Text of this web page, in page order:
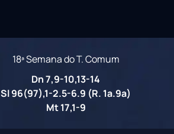
18ª Semana do T. Comum
Dn 7,9-10,13-14
Sl 96(97),1-2.5-6.9 (R. 1a.9a)
Mt 17,1-9